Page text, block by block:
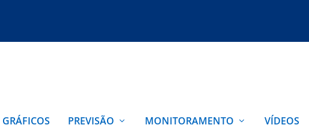
GRÁFICOS PREVISÃO MONITORAMENTO VÍDEOS